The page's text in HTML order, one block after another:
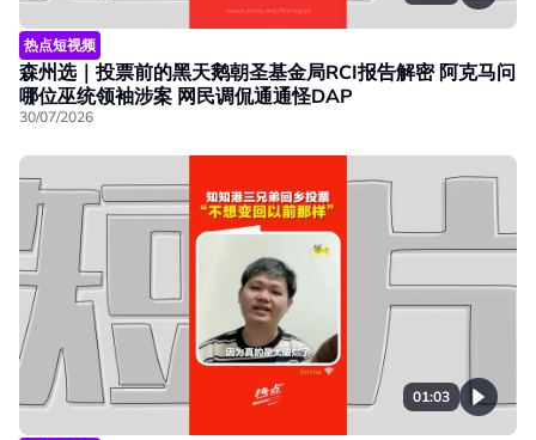
热点短视频
森州选｜投票前的黑天鹅朝圣基金局RCI报告解密 阿克马问
哪位巫统领袖涉案 网民调侃通通怪DAP
30/07/2026
01:03